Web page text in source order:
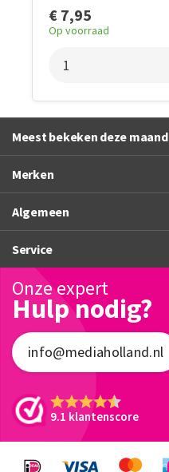
€ 7,95
Op voorraad
Meest bekeken deze maand
Merken
Algemeen
Service
Onze expert
Hulp nodig?
info@mediaholland.nl
9.1 klantenscore